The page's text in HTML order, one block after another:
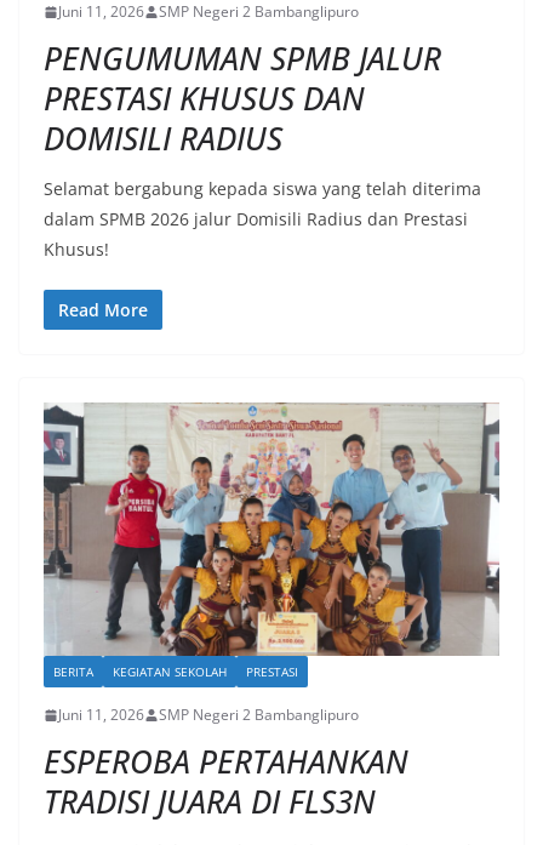
Juni 11, 2026 SMP Negeri 2 Bambanglipuro
PENGUMUMAN SPMB JALUR
PRESTASI KHUSUS DAN
DOMISILI RADIUS
Selamat bergabung kepada siswa yang telah diterima
dalam SPMB 2026 jalur Domisili Radius dan Prestasi
Khusus!
Read More
BERITA KEGIATAN SEKOLAH PRESTASI
Juni 11, 2026 SMP Negeri 2 Bambanglipuro
ESPEROBA PERTAHANKAN
TRADISI JUARA DI FLS3N